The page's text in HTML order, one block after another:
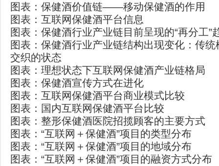
图表：保健酒价值链——移动保健酒的作用
图表：互联网保健酒平台信息
图表：保健酒行业产业链目前呈现的“再分工”
图表：保健酒行业产业链结构出现变化：传
交织的状态
图表：理想状态下互联网保健酒产业链格局
图表：保健酒宣传方式在进化
图表：互联网保健酒平台商业模式比较
图表：国内互联网保健酒平台比较
图表：整形保健酒医院招揽顾客的主要方式
图表：“互联网＋保健酒”项目的类型分布
图表：“互联网＋保健酒”项目的地域分布
图表：“互联网＋保健酒”项目的融资方式分布